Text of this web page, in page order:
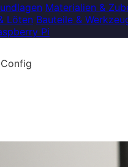
Materialien &
Löten Bauteile &
Pi